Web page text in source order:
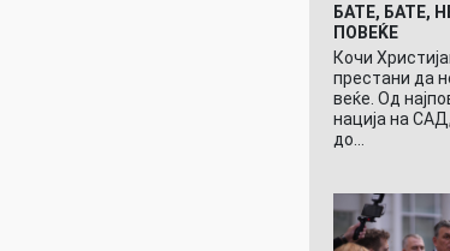
БАТЕ, БАТЕ,
ПОВЕЌЕ
Кочи
престани да
веќе. Од
нација на
до…